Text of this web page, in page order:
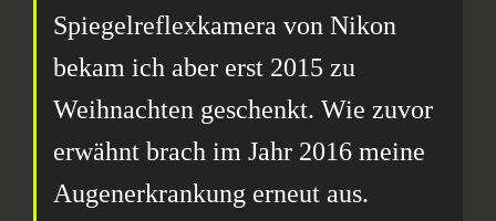
Spiegelreflexkamera von Nikon
bekam ich aber erst 2015 zu
Weihnachten geschenkt. Wie zuvor
erwähnt brach im Jahr 2016 meine
Augenerkrankung erneut aus.